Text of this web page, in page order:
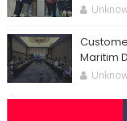
Maritim